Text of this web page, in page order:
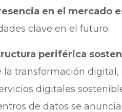
en el mercado
clave en el futuro.
periférica
la transformación digital,
digitales
de datos se